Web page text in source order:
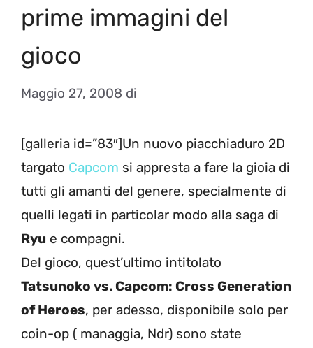
prime immagini del
gioco
Maggio 27, 2008 di
[galleria id=”83″]Un nuovo piacchiaduro 2D
targato Capcom si appresta a fare la gioia di
tutti gli amanti del genere, specialmente di
quelli legati in particolar modo alla saga di
Ryu e compagni.
Del gioco, quest’ultimo intitolato
Tatsunoko vs. Capcom: Cross Generation
of Heroes, per adesso, disponibile solo per
coin-op ( managgia, Ndr) sono state